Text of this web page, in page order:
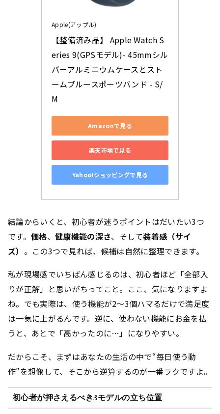
Apple(アップル)
【整備済み品】 Apple Watch S
eries 9(GPSモデル)- 45mmシル
バーアルミニウムケースとスト
ームブルースポーツバンド - S/
M
Amazonで見る
楽天市場で見る
Yahoo!ショッピングで見る
結論からいくと、初心者が迷うポイントはだいたい3つ
です。 価格、 健康機能の深さ、そして装着感（サイ
ズ） 。この3つで見れば、候補は自然に整理できます。
私が現場感でいちばん感じるのは、初心者ほど「全部入
りが正解」と思いがちってこと。ここ、気になりますよ
ね。でも実際は、 使う機能が2〜3個ハマるだけで満足度
は一気に上がるんです。逆に、使わない機能にお金を払
うと、あとで「高かったのに…」になりやすい。
だからこそ、まずはあなたの生活の中で“毎日使う動
作”を想像して、そこから逆算するのが一番ラクですよ。
初心者が押さえるべき3モデルの立ち位置